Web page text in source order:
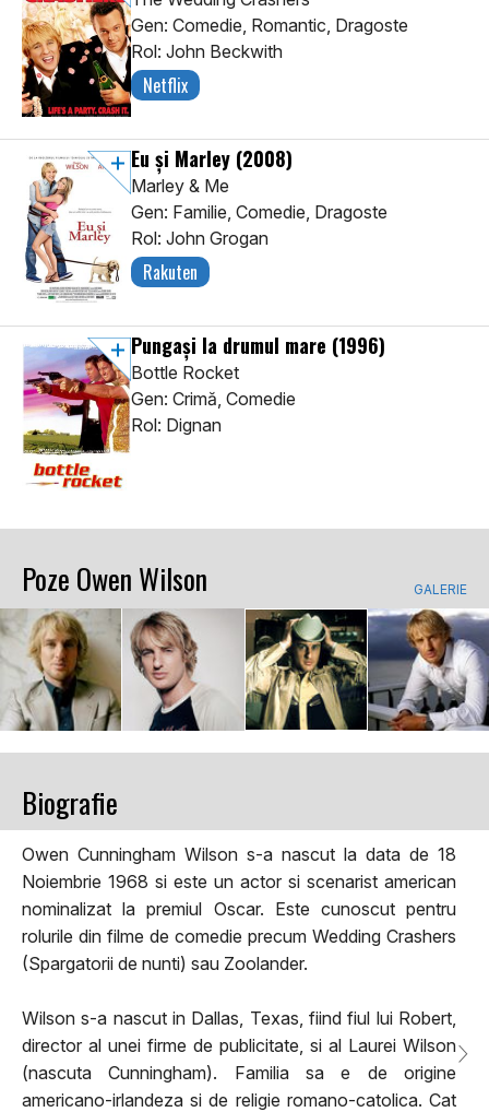
Gen: Comedie, Romantic, Dragoste
Rol: John Beckwith
Netflix
Eu și Marley (2008)
Marley & Me
Gen: Familie, Comedie, Dragoste
Rol: John Grogan
Rakuten
Pungași la drumul mare (1996)
Bottle Rocket
Gen: Crimă, Comedie
Rol: Dignan
Poze Owen Wilson GALERIE
Biografie
Owen Cunningham Wilson s-a nascut la data de 18
Noiembrie 1968 si este un actor si scenarist american
nominalizat la premiul Oscar. Este cunoscut pentru
rolurile din filme de comedie precum Wedding Crashers
(Spargatorii de nunti) sau Zoolander.
Wilson s-a nascut in Dallas, Texas, fiind fiul lui Robert,
director al unei firme de publicitate, si al Laurei Wilson
(nascuta Cunningham). Familia sa e de origine
americano-irlandeza si de religie romano-catolica. Cat